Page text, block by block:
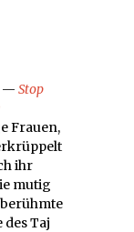
— Stop
Frauen,
ihr
mutig
des Taj